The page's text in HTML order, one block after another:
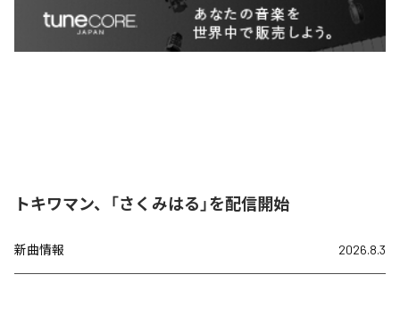
トキワマン、「さくみはる」を配信開始
新曲情報 2026.8.3